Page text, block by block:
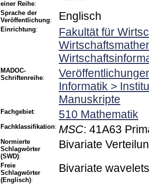
einer Reihe:
Sprache der
Veröffentlichung: Englisch
Einrichtung:
Fakultät für
MADOC-
Schriftenreihe:
Informatik >
Manuskripte
Fachgebiet: 510 Mathematik
Fachklassifikation: MSC: 41A63
Normierte
Schlagwörter
(SWD):
Bivariate
Freie
Schlagwörter
(Englisch):
Bivariate